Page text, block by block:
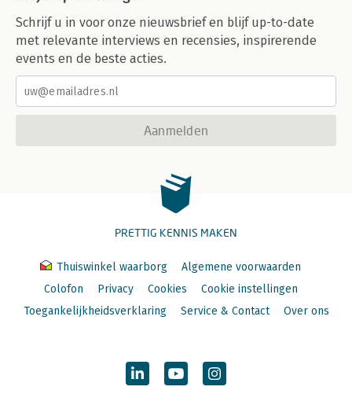
Schrijf u in voor onze nieuwsbrief en blijf up-to-date
met relevante interviews en recensies, inspirerende
events en de beste acties.
Aanmelden
PRETTIG KENNIS MAKEN
Thuiswinkel waarborg
Algemene voorwaarden
Colofon
Privacy Cookies
Cookie instellingen
Toegankelijkheidsverklaring
Service & Contact Over ons